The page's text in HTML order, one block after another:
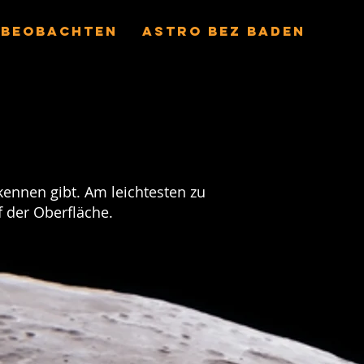
BEOBACHTEN ASTRO BEZ BADEN
gibt. Am leichtesten zu
Oberfläche.